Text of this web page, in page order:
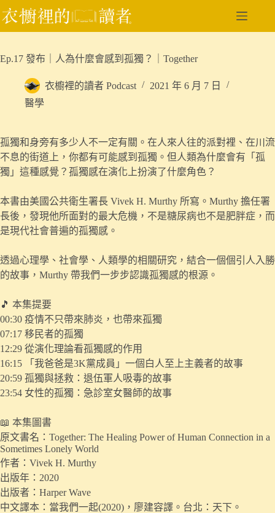
跳
至
內
Ep.17 發布｜人為什麼會感到孤獨？｜Together
衣櫥裡的讀者 Podcast
2021 年 6 月 7 日
醫學
孤獨和身旁有多少人不一定有關。在人來人往的派對裡、在川流
不息的街道上，你都有可能感到孤獨。但人類為什麼會有「孤
獨」這種感覺？孤獨感在演化上扮演了什麼角色？
本書由美國公共衛生署長 Vivek H. Murthy 所寫。Murthy 擔任署
長後，發現他所面對的最大危機，不是糖尿病也不是肥胖症，而
是現代社會普遍的孤獨感。
透過心理學、社會學、人類學的相關研究，結合一個個引人入勝
的故事，Murthy 帶我們一步步認識孤獨感的根源。
🎵 本集提要
00:30 疫情不只帶來肺炎，也帶來孤獨
07:17 移民者的孤獨
12:29 從演化理論看孤獨感的作用
16:15 「我爸爸是3K黨成員」一個白人至上主義者的故事
20:59 孤獨與拯救：退伍軍人吸毒的故事
23:54 女性的孤獨：急診室女醫師的故事
📖 本集圖書
原文書名：Together: The Healing Power of Human Connection in a
Sometimes Lonely World
作者：Vivek H. Murthy
出版年：2020
出版者：Harper Wave
中文譯本：當我們一起(2020)，廖建容譯。台北：天下。